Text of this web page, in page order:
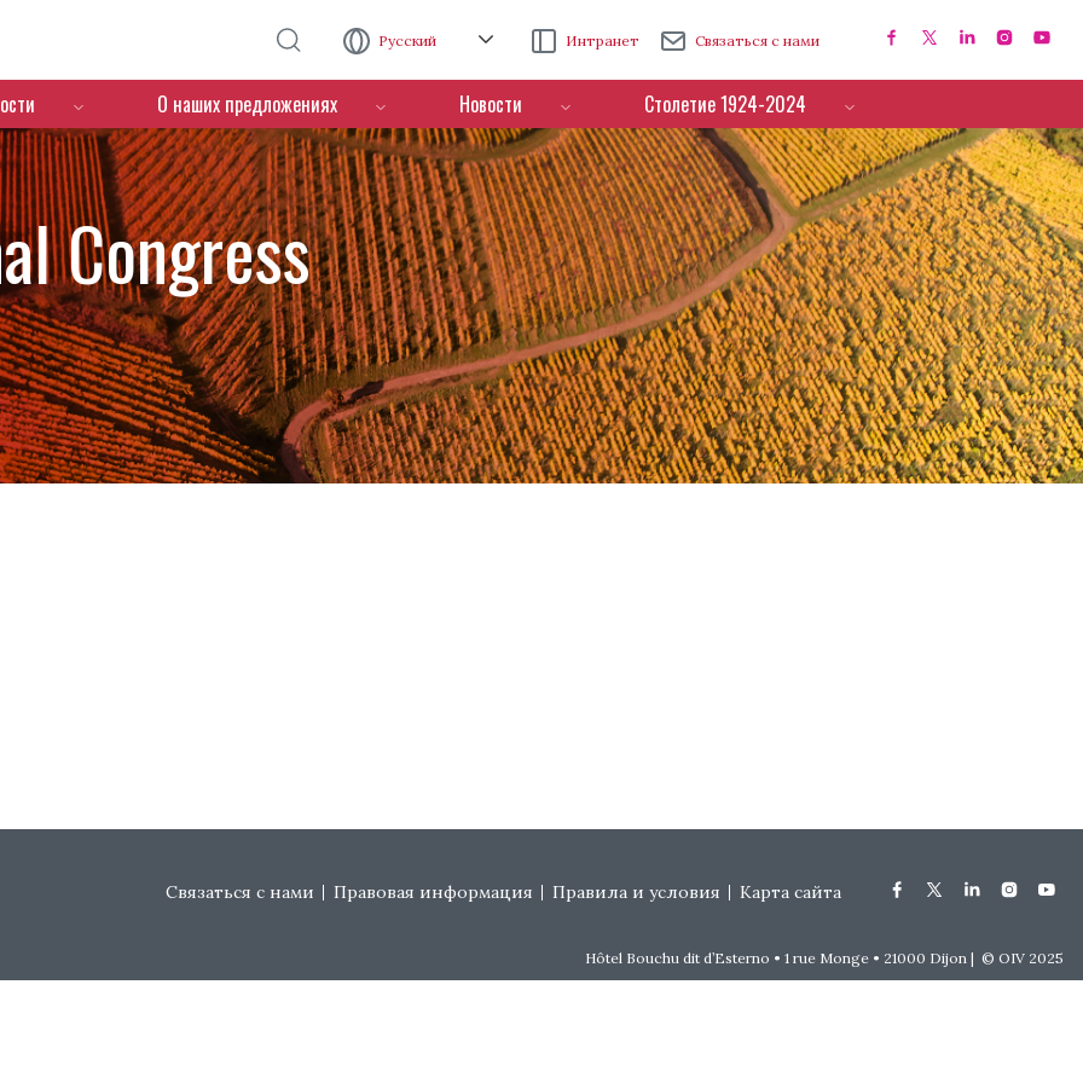
Русский Интранет Связаться с нами
О наших предложениях Новости Столетие 1924-2024
Congress
Footer menu
Связаться с нами Правовая информация Правила и условия Карта сайта
Hôtel Bouchu dit d’Esterno • 1 rue Monge • 21000 Dijon | © OIV 2025